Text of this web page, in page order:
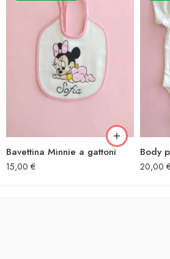
Bavettina Minnie a gattoni
15,00 € 20,00